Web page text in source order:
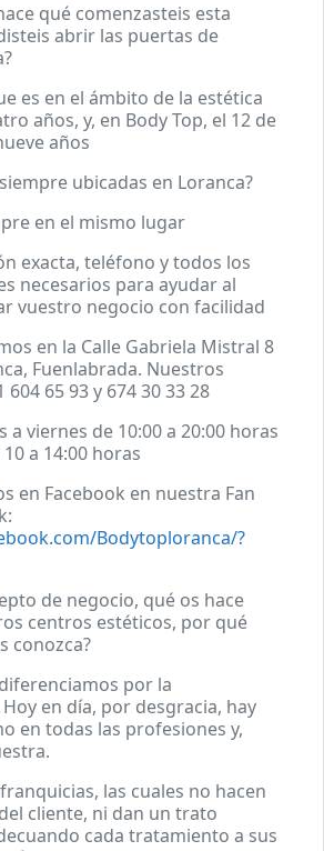
qué comenzasteis esta
abrir las puertas de
es en el ámbito de la estética
años, y, en Body Top, el 12 de
años
ubicadas en Loranca?
en el mismo lugar
exacta, teléfono y todos los
necesarios para ayudar al
vuestro negocio con facilidad
en la Calle Gabriela Mistral 8
Fuenlabrada. Nuestros
65 93 y 674 30 33 28
a viernes de 10:00 a 20:00 horas
a 14:00 horas
en Facebook en nuestra Fan
Bodytoploranca/?
de negocio, qué os hace
centros estéticos, por qué
conozca?
por la
en día, por desgracia, hay
en todas las profesiones y,
las cuales no hacen
cliente, ni dan un trato
cada tratamiento a sus